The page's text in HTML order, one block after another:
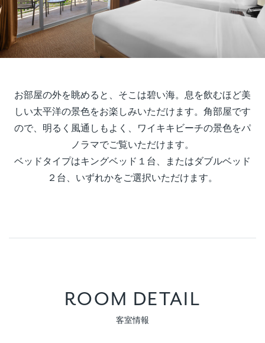
お部屋の外を眺めると、そこは碧い海。息を飲むほど美
しい太平洋の景色をお楽しみいただけます。角部屋です
ので、明るく風通しもよく、ワイキキビーチの景色をパ
ノラマでご覧いただけます。
ベッドタイプはキングベッド１台、またはダブルベッド
２台、いずれかをご選択いただけます。
ROOM DETAIL
客室情報